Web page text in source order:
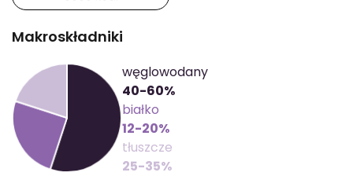
Makroskładniki
węglowodany
40-60%
białko
12-20%
tłuszcze
25-35%